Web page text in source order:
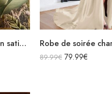
Robe de soirée champagne en satin col bénitier mi longue fendue à bretelles sans manches
89.99€ 79.99€